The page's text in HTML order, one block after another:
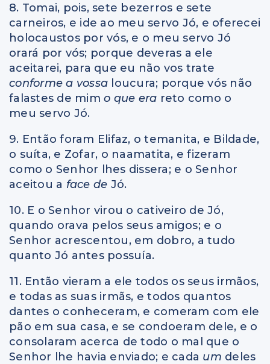
8. Tomai, pois, sete bezerros e sete
carneiros, e ide ao meu servo Jó, e oferecei
holocaustos por vós, e o meu servo Jó
orará por vós; porque deveras a ele
aceitarei, para que eu não vos trate
conforme a vossa loucura; porque vós não
falastes de mim o que era reto como o
meu servo Jó.
9. Então foram Elifaz, o temanita, e Bildade,
o suíta, e Zofar, o naamatita, e fizeram
como o Senhor lhes dissera; e o Senhor
aceitou a face de Jó.
10. E o Senhor virou o cativeiro de Jó,
quando orava pelos seus amigos; e o
Senhor acrescentou, em dobro, a tudo
quanto Jó antes possuía.
11. Então vieram a ele todos os seus irmãos,
e todas as suas irmãs, e todos quantos
dantes o conheceram, e comeram com ele
pão em sua casa, e se condoeram dele, e o
consolaram acerca de todo o mal que o
Senhor lhe havia enviado; e cada um deles